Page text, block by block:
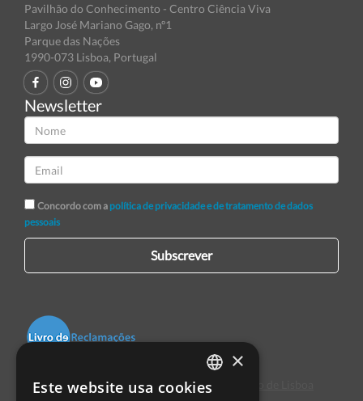
Pavilhão do Conhecimento - Centro Ciência Viva
Largo José Mariano Gago, nº1
Parque das Nações
1990-073 Lisboa, Portugal
Newsletter
Concordo com a política de privacidade e de tratamento de dados
pessoais
Subscrever
Centro de Arbitragem de Conflitos de Consumo de Lisboa
PORTUGUESE
×
Este website usa cookies